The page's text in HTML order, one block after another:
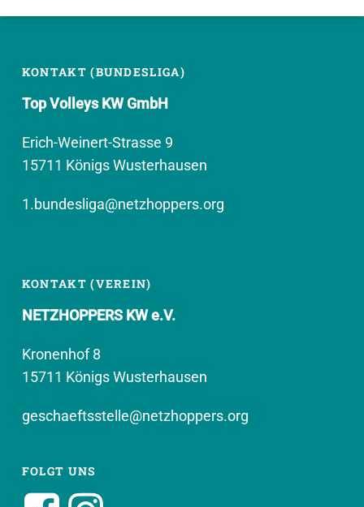
KONTAKT (BUNDESLIGA)
Top Volleys KW GmbH
Erich-Weinert-Strasse 9
15711 Königs Wusterhausen
1.bundesliga@netzhoppers.org
KONTAKT (VEREIN)
NETZHOPPERS KW e.V.
Kronenhof 8
15711 Königs Wusterhausen
geschaeftsstelle@netzhoppers.org
FOLGT UNS